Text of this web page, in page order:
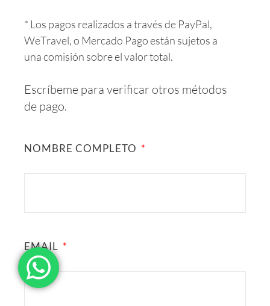
* Los pagos realizados a través de PayPal,
WeTravel, o Mercado Pago están sujetos a
una comisión sobre el valor total.
Escríbeme para verificar otros métodos
de pago.
NOMBRE COMPLETO
EMAIL